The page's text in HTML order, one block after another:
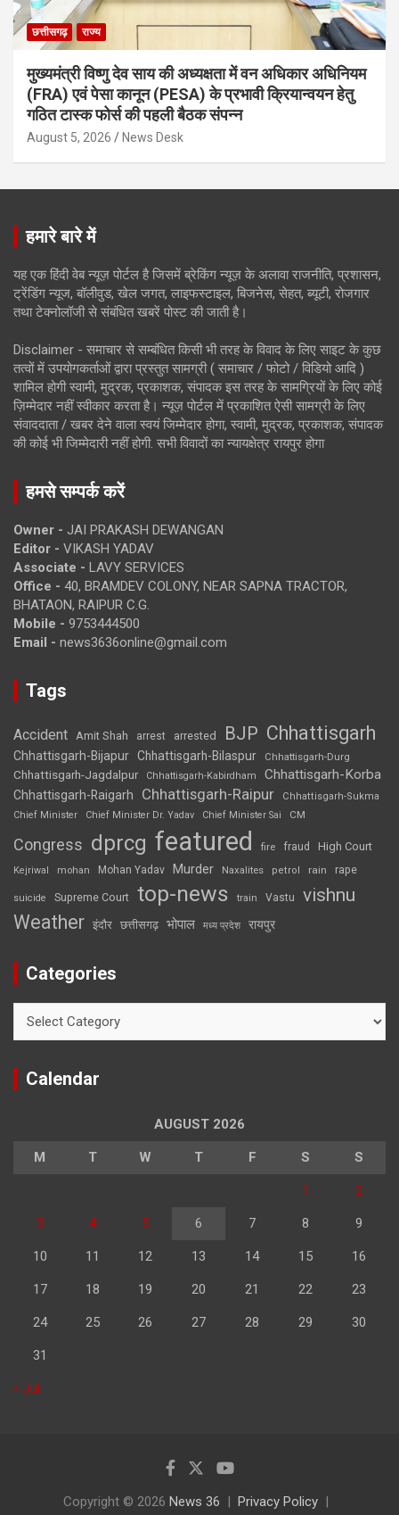
छत्तीसगढ़ राज्य
मुख्यमंत्री विष्णु देव साय की अध्यक्षता में वन अधिकार अधिनियम
(FRA) एवं पेसा कानून (PESA) के प्रभावी क्रियान्वयन हेतु
गठित टास्क फोर्स की पहली बैठक संपन्न
August 5, 2026 News Desk
हमारे बारे में
यह एक हिंदी वेब न्यूज़ पोर्टल है जिसमें ब्रेकिंग न्यूज़ के अलावा राजनीति, प्रशासन,
ट्रेंडिंग न्यूज, बॉलीवुड, खेल जगत, लाइफस्टाइल, बिजनेस, सेहत, ब्यूटी, रोजगार
तथा टेक्नोलॉजी से संबंधित खबरें पोस्ट की जाती है।
Disclaimer - समाचार से सम्बंधित किसी भी तरह के विवाद के लिए साइट के कुछ
तत्वों में उपयोगकर्ताओं द्वारा प्रस्तुत सामग्री ( समाचार / फोटो / विडियो आदि )
शामिल होगी स्वामी, मुद्रक, प्रकाशक, संपादक इस तरह के सामग्रियों के लिए कोई
ज़िम्मेदार नहीं स्वीकार करता है। न्यूज़ पोर्टल में प्रकाशित ऐसी सामग्री के लिए
संवाददाता / खबर देने वाला स्वयं जिम्मेदार होगा, स्वामी, मुद्रक, प्रकाशक, संपादक
की कोई भी जिम्मेदारी नहीं होगी. सभी विवादों का न्यायक्षेत्र रायपुर होगा
हमसे सम्पर्क करें
Owner - JAI PRAKASH DEWANGAN
Editor - VIKASH YADAV
Associate - LAVY SERVICES
Office - 40, BRAMDEV COLONY, NEAR SAPNA TRACTOR,
BHATAON, RAIPUR C.G.
Mobile - 9753444500
Email - news3636online@gmail.com
Tags
Accident Amit Shah arrest arrested BJP Chhattisgarh
Chhattisgarh-Bijapur Chhattisgarh-Bilaspur Chhattisgarh-Durg
Chhattisgarh-Jagdalpur Chhattisgarh-Kabirdham Chhattisgarh-Korba
Chhattisgarh-Raigarh Chhattisgarh-Raipur
Chhattisgarh-Sukma
Chief Minister
Chief Minister Dr. Yadav Chief Minister Sai CM
Congress dprcg featured fire fraud High Court
Kejriwal mohan Mohan Yadav Murder Naxalites petrol rain rape
suicide Supreme Court top-news train Vastu vishnu
Weather इंदौर छत्तीसगढ़ भोपाल मध्य प्रदेश रायपुर
Categories
Calendar
AUGUST 2026
M T W T F S S
1 2
3 4 5 6 7 8 9
10 11 12 13 14 15 16
17 18 19 20 21 22 23
24 25 26 27 28 29 30
31
« Jul
Copyright © 2026 News 36 Privacy Policy